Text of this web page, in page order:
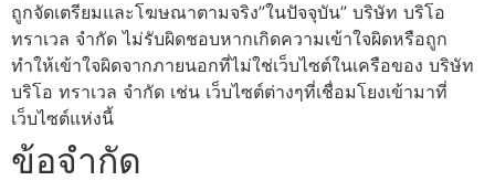
ถูกจัดเตรียมและโฆษณาตามจริง”ในปัจจุบัน” บริษัท บริโอ
ทราเวล จำกัด ไม่รับผิดชอบหากเกิดความเข้าใจผิดหรือถูก
ทำให้เข้าใจผิดจากภายนอกที่ไม่ใช่เว็บไซต์ในเครือของ บริษัท
บริโอ ทราเวล จำกัด เช่น เว็บไซต์ต่างๆที่เชื่อมโยงเข้ามาที่
เว็บไซต์แห่งนี้
ข้อจำกัด